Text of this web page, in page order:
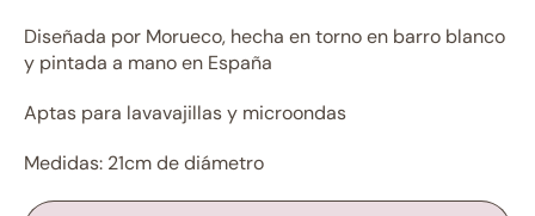
Diseñada por Morueco, hecha en torno en barro blanco
y pintada a mano en España
Aptas para lavavajillas y microondas
Medidas: 21cm de diámetro